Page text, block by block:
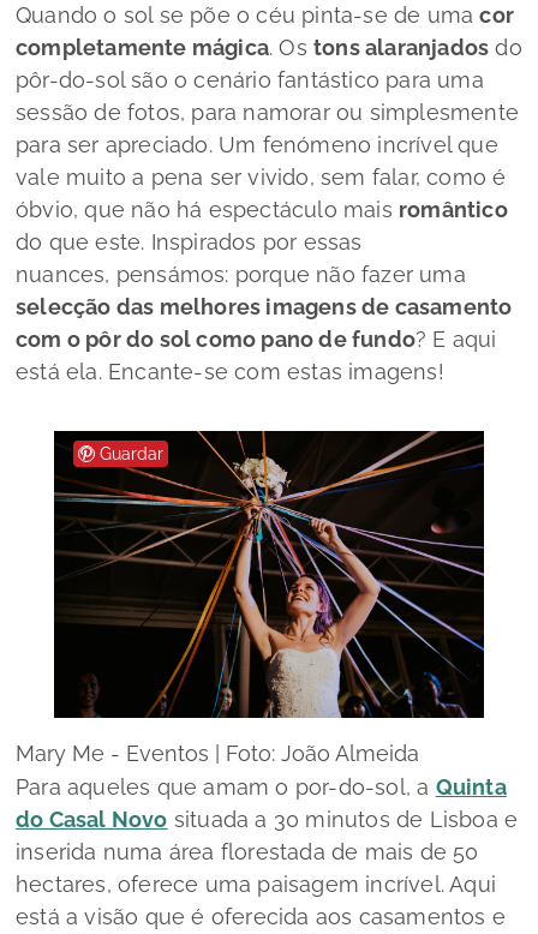
Quando o sol se põe o céu pinta-se de umacor
completamente mágica. Os tons alaranjados do
pôr-do-sol são o cenário fantástico para uma
sessão de fotos, para namorar ou simplesmente
para ser apreciado. Um fenómeno incrível que
vale muito a pena ser vivido, sem falar, como é
óbvio, que não há espectáculo mais romântico
do que este. Inspirados por essas
nuances, pensámos: porque não fazer uma
selecção das melhores imagens de casamento
com o pôr do sol como pano de fundo? E aqui
está ela. Encante-se com estas imagens!
Guardar
Mary Me - Eventos | Foto: João Almeida
Para aqueles que amam o por-do-sol, a Quinta
do Casal Novo situada a 30 minutos de Lisboa e
inserida numa área florestada de mais de 50
hectares, oferece uma paisagem incrível. Aqui
está a visão que é oferecida aos casamentos e